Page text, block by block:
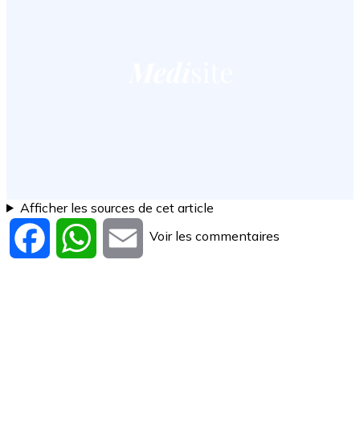
Afficher les sources de cet article
Facebook WhatsApp
Email
Voir les commentaires